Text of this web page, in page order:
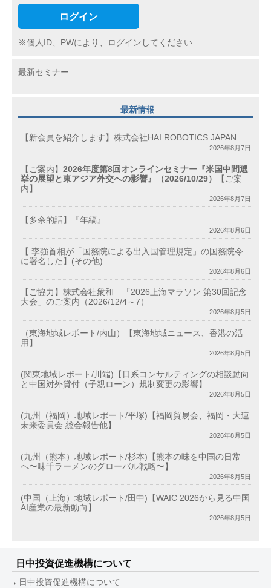
ログイン
※個人ID、PWにより、ログインしてください
最新セミナー
最新情報
【新会員を紹介します】株式会社HAI ROBOTICS JAPAN
2026年8月7日
【ご案内】 2026年度第8回オンラインセミナー『米国中間選
挙の展望と東アジア外交への影響』（2026/10/29）
【ご案
内】
2026年8月7日
【多余的話】『年縞』
2026年8月6日
【 李強首相が「国務院による出入国管理規定」の国務院令
に署名した】(その他)
2026年8月6日
【ご協力】株式会社衆和 「2026上海マラソン 第30回記念
大会」のご案内（2026/12/4～7）
2026年8月5日
（東海地域レポート/内山）【東海地域ニュース、香港の活
用】
2026年8月5日
(関東地域レポート/川端)【日系コンサルティングの相談動向
と中国対外貸付（子親ローン）規制変更の影響】
2026年8月5日
(九州（福岡）地域レポート/平塚)【福岡貿易会、福岡・大連
未来委員会 総会報告他】
2026年8月5日
(九州（熊本）地域レポート/杉本)【熊本の味を中国の日常
へ〜味千ラーメンのグローバル戦略〜】
2026年8月5日
(中国（上海）地域レポート/田中)【WAIC 2026から見る中国
AI産業の最新動向】
2026年8月5日
日中投資促進機構について
日中投資促進機構について